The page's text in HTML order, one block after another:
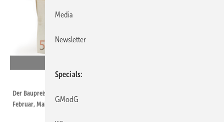
Der Baupreisindex wird vom Statistischen Bundesamt vierteljährlich für
Februar, Mai, August und November veröffentlicht.
Media
Newsletter
Specials
GModG